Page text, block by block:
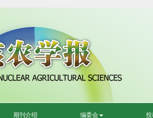
期刊介绍 编委会